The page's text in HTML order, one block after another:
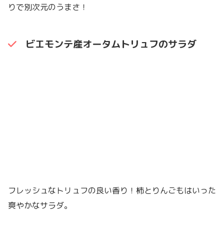
りで別次元のうまさ！
ビエモンテ産オータムトリュフのサラダ
フレッシュなトリュフの良い香り！柿とりんごもはいった
爽やかなサラダ。